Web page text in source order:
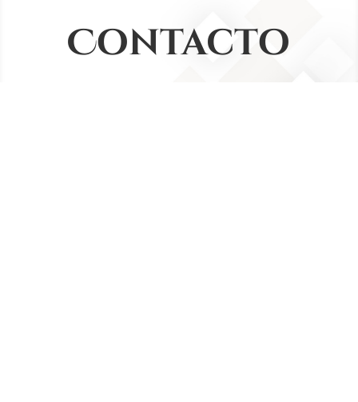
Contacto